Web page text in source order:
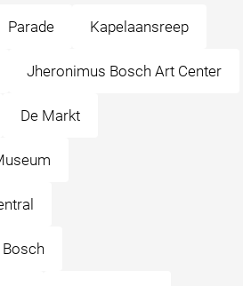
Parade Kapelaansreep
Jheronimus Bosch Art Center
De Markt